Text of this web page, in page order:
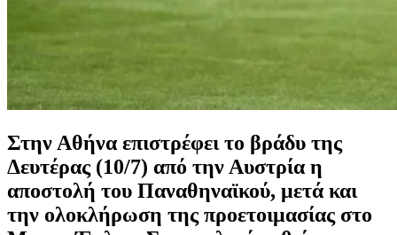
Στην Αθήνα επιστρέφει το βράδυ της
Δευτέρας (10/7) από την Αυστρία η
αποστολή του Παναθηναϊκού, μετά και
την ολοκλήρωση της προετοιμασίας στο